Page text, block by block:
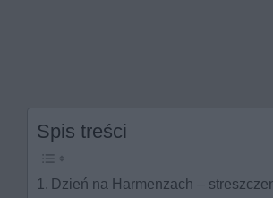
Spis treści
Dzień na Harmenzach –